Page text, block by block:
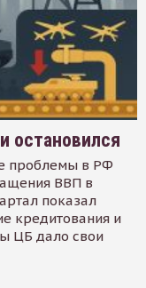
остановился
проблемы в РФ
ВВП в
показал
кредитования и
ЦБ дало свои